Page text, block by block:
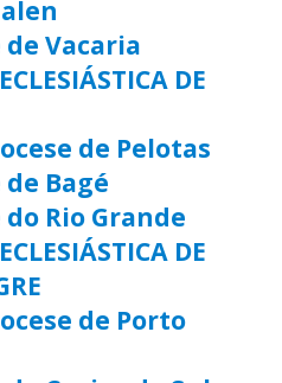
de Vacaria
DE
de Pelotas
de Bagé
do Rio Grande
DE
de Porto